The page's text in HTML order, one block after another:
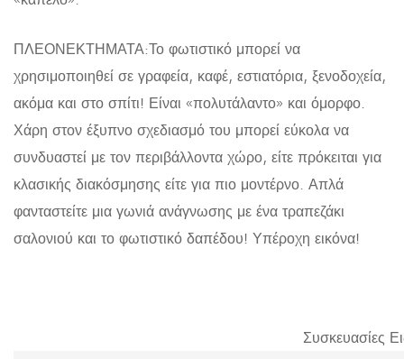
ΠΛΕΟΝΕΚΤΗΜΑΤΑ:Το φωτιστικό μπορεί να
χρησιμοποιηθεί σε γραφεία, καφέ, εστιατόρια, ξενοδοχεία,
ακόμα και στο σπίτι! Είναι «πολυτάλαντο» και όμορφο.
Χάρη στον έξυπνο σχεδιασμό του μπορεί εύκολα να
συνδυαστεί με τον περιβάλλοντα χώρο, είτε πρόκειται για
κλασικής διακόσμησης είτε για πιο μοντέρνο. Απλά
φανταστείτε μια γωνιά ανάγνωσης με ένα τραπεζάκι
σαλονιού και το φωτιστικό δαπέδου! Υπέροχη εικόνα!
Συσκευασίες